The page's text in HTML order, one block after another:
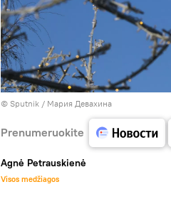
© Sputnik / Мария Девахина
Prenumeruokite
Agnė Petrauskienė
Visos medžiagos